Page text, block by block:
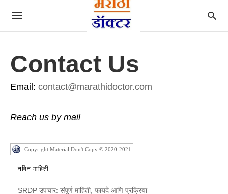
Contact Us
Email: contact@marathidoctor.com
Reach us by mail
Copyright Material Don't Copy © 2020-2021
नविन माहिती
SRDP उपचार: संपूर्ण माहिती, फायदे आणि प्रक्रिया